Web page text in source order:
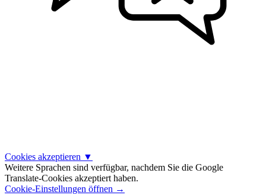
Cookies akzeptieren ▼
Weitere Sprachen sind verfügbar, nachdem Sie die Google
Translate-Cookies akzeptiert haben.
Cookie-Einstellungen öffnen →